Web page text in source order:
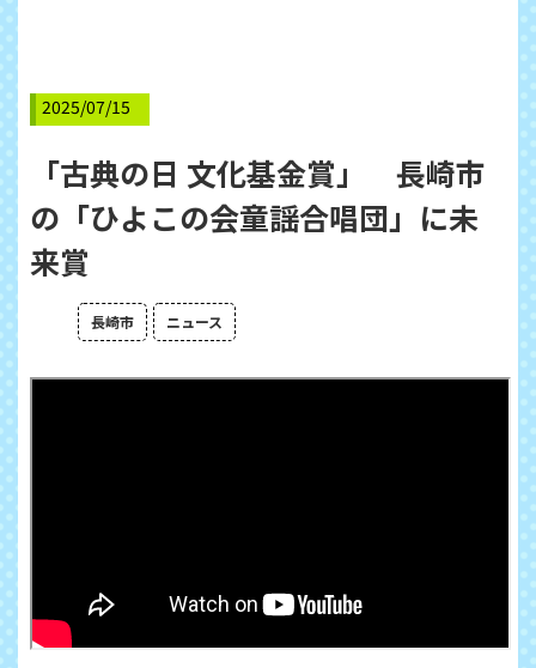
2025/07/15
「古典の日 文化基金賞」 長崎市
の「ひよこの会童謡合唱団」に未
来賞
長崎市 ニュース